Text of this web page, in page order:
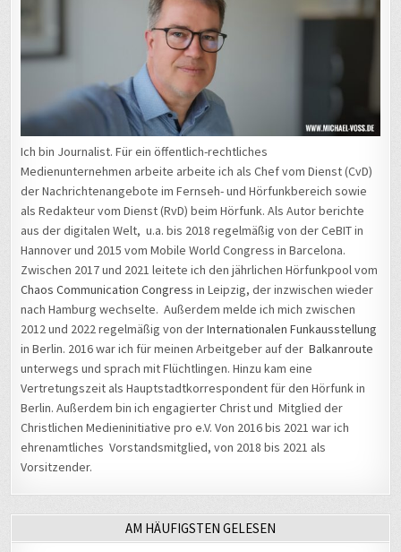
Ich bin Journalist. Für ein öffentlich-rechtliches
Medienunternehmen arbeite arbeite ich als Chef vom Dienst (CvD)
der Nachrichtenangebote im Fernseh- und Hörfunkbereich sowie
als Redakteur vom Dienst (RvD) beim Hörfunk. Als Autor berichte
aus der digitalen Welt, u.a. bis 2018 regelmäßig von der CeBIT in
Hannover und 2015 vom Mobile World Congress in Barcelona.
Zwischen 2017 und 2021 leitete ich den jährlichen Hörfunkpool vom
Chaos Communication Congress in Leipzig, der inzwischen wieder
nach Hamburg wechselte. Außerdem melde ich mich zwischen
2012 und 2022 regelmäßig von derInternationalen Funkausstellung
in Berlin. 2016 war ich für meinen Arbeitgeber auf derBalkanroute
unterwegs und sprach mit Flüchtlingen. Hinzu kam eine
Vertretungszeit als Hauptstadtkorrespondent für den Hörfunk in
Berlin. Außerdem bin ich engagierter Christ und Mitglied der
Christlichen Medieninitiative pro e.V. Von 2016 bis 2021 war ich
ehrenamtliches Vorstandsmitglied, von 2018 bis 2021 als
Vorsitzender.
AM HÄUFIGSTEN GELESEN